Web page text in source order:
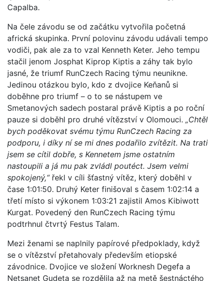
Capalba.
Na čele závodu se od začátku vytvořila početná
africká skupinka. První polovinu závodu udávali tempo
vodiči, pak ale za to vzal Kenneth Keter. Jeho tempu
stačil jenom Josphat Kiprop Kiptis a záhy tak bylo
jasné, že triumf RunCzech Racing týmu neunikne.
Jedinou otázkou bylo, kdo z dvojice Keňanů si
doběhne pro triumf – o to se nástupem ve
Smetanových sadech postaral právě Kiptis a po roční
pauze si doběhl pro druhé vítězství v Olomouci. „Chtěl
bych poděkovat svému týmu RunCzech Racing za
podporu, i díky ní se mi dnes podařilo zvítězit. Na trati
jsem se cítil dobře, s Kennetem jsme ostatním
nastoupili a já mu pak zvládl poutéct. Jsem velmi
spokojený,“ řekl v cíli šťastný vítěz, který doběhl v
čase 1:01:50. Druhý Keter finišoval s časem 1:02:14 a
třetí místo si výkonem 1:03:21 zajistil Amos Kibiwott
Kurgat. Povedený den RunCzech Racing týmu
podtrhnul čtvrtý Festus Talam.
Mezi ženami se naplnily papírové předpoklady, když
se o vítězství přetahovaly především etiopské
závodnice. Dvojice ve složení Worknesh Degefa a
Netsanet Gudeta se rozdělila až na metě šestnáctého